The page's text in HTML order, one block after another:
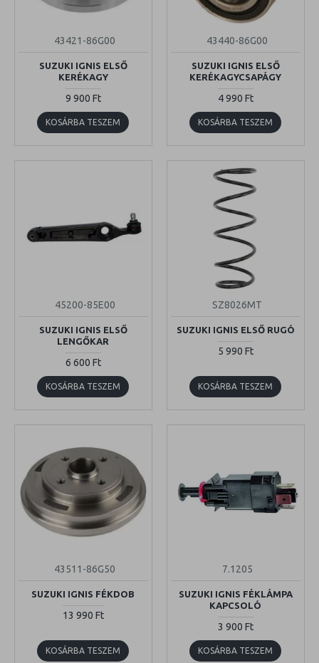
43421-86G00
SUZUKI IGNIS ELSŐ
KERÉKAGY
9 900 Ft
KOSÁRBA TESZEM
43440-86G00
SUZUKI IGNIS ELSŐ
KERÉKAGYCSAPÁGY
4 990 Ft
KOSÁRBA TESZEM
45200-85E00
SUZUKI IGNIS ELSŐ
LENGŐKAR
6 600 Ft
KOSÁRBA TESZEM
SZ8026MT
SUZUKI IGNIS ELSŐ RUGÓ
5 990 Ft
KOSÁRBA TESZEM
43511-86G50
SUZUKI IGNIS FÉKDOB
13 990 Ft
KOSÁRBA TESZEM
7.1205
SUZUKI IGNIS FÉKLÁMPA
KAPCSOLÓ
3 900 Ft
KOSÁRBA TESZEM